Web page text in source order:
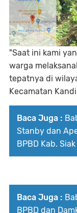
"Saat ini kami
warga
tepatnya di
Kecamatan
Baca Juga :
Stanby dan
BPBD Kab. Siak
Baca Juga :
BPBD dan